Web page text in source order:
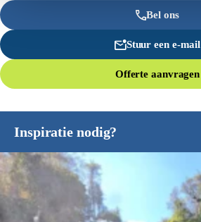
Bel ons
Stuur een e-mail
Offerte aanvragen
Inspiratie nodig?